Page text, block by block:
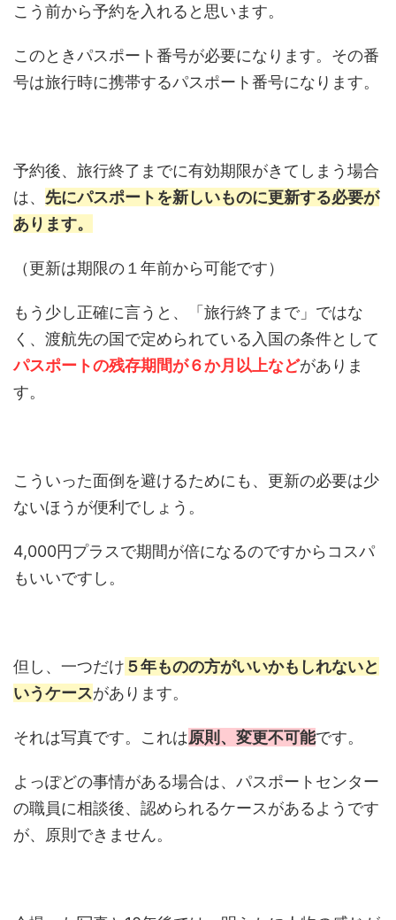
こう前から予約を入れると思います。
このときパスポート番号が必要になります。その番
号は旅行時に携帯するパスポート番号になります。
予約後、旅行終了までに有効期限がきてしまう場合
は、 先にパスポートを新しいものに更新する必要が
あります。
（更新は期限の１年前から可能です）
もう少し正確に言うと、「旅行終了まで」ではな
く、渡航先の国で定められている入国の条件として
パスポートの残存期間が６か月以上などがありま
す。
こういった面倒を避けるためにも、更新の必要は少
ないほうが便利でしょう。
4,000円プラスで期間が倍になるのですからコスパ
もいいですし。
但し、一つだけ ５年ものの方がいいかもしれないと
いうケースがあります。
それは写真です。これは原則、変更不可能です。
よっぽどの事情がある場合は、パスポートセンター
の職員に相談後、認められるケースがあるようです
が、原則できません。